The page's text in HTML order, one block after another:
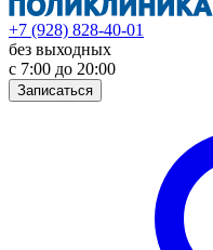
+7 (928) 828-40-01
без выходных
с 7:00 до 20:00
Записаться